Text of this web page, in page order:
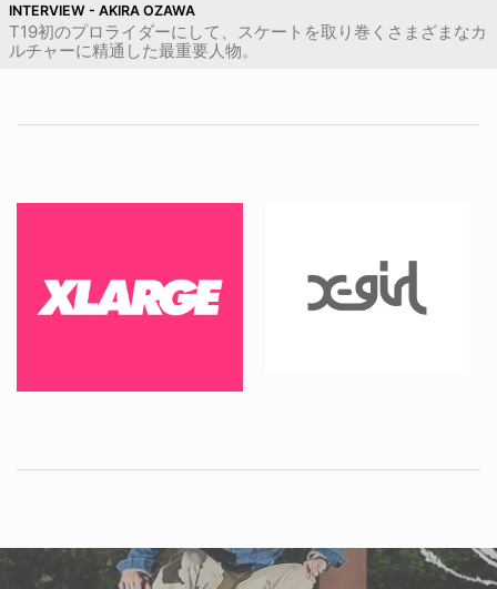
INTERVIEW - AKIRA OZAWA
T19初のプロライダーにして、スケートを取り巻くさまざまなカ
ルチャーに精通した最重要人物。